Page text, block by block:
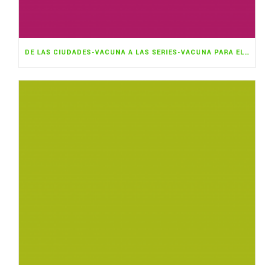
DE LAS CIUDADES-VACUNA A LAS SERIES-VACUNA PARA EL CAMBIO CLIMÁTICO